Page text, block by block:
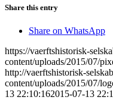
Share this entry
Share on WhatsApp
https://vaerftshistorisk-
content/uploads/2015/07/
http://vaerftshistorisk-
content/uploads/2015/07/
13 22:10:162015-07-13